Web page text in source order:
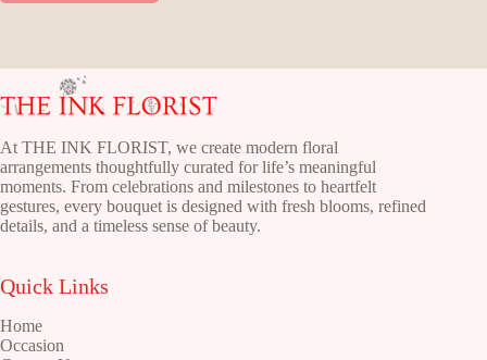
At THE INK FLORIST, we create modern floral
arrangements thoughtfully curated for life’s meaningful
moments. From celebrations and milestones to heartfelt
gestures, every bouquet is designed with fresh blooms, refined
details, and a timeless sense of beauty.
Quick Links
Home
Occasion